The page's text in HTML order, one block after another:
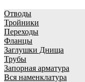
Отводы
Тройники
Переходы
Фланцы
Заглушки Днища
Трубы
Запорная арматура
Вся наменклатура